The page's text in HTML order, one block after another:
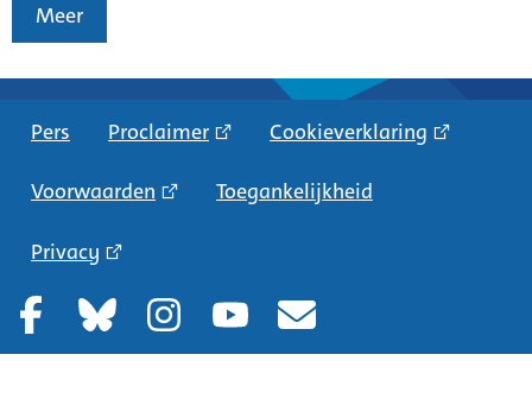
Meer
Pers Proclaimer Cookieverklaring
Voorwaarden Toegankelijkheid
Privacy